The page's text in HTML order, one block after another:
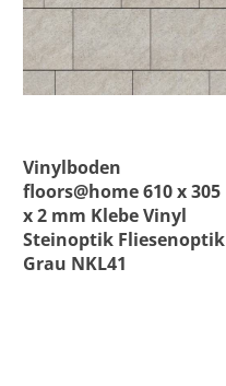
Vinylboden
floors@home 610 x 305
x 2 mm Klebe Vinyl
Steinoptik Fliesenoptik
Grau NKL41